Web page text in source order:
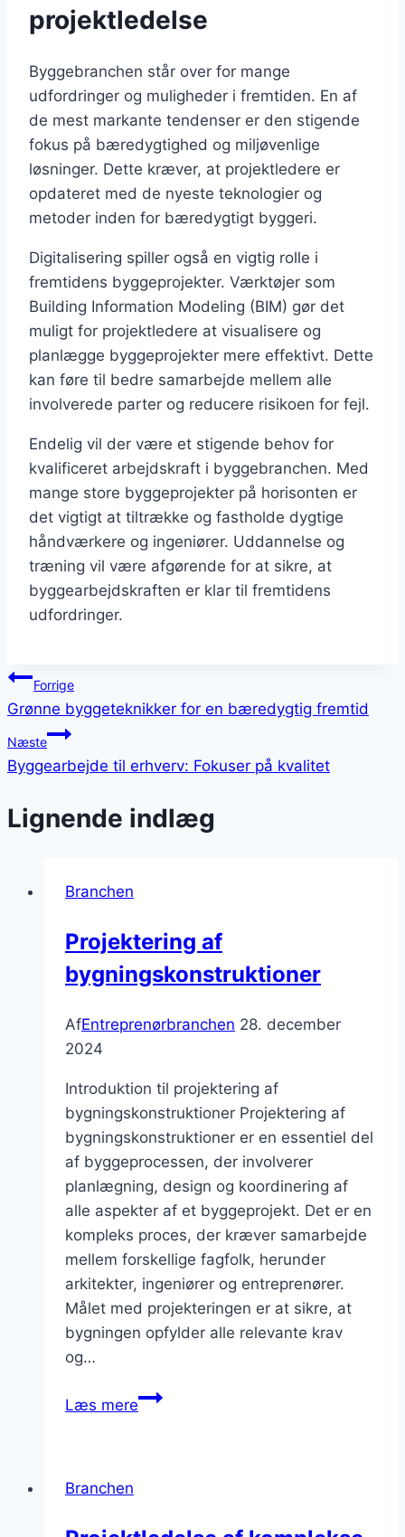
projektledelse
Byggebranchen står over for mange
udfordringer og muligheder i fremtiden. En af
de mest markante tendenser er den stigende
fokus på bæredygtighed og miljøvenlige
løsninger. Dette kræver, at projektledere er
opdateret med de nyeste teknologier og
metoder inden for bæredygtigt byggeri.
Digitalisering spiller også en vigtig rolle i
fremtidens byggeprojekter. Værktøjer som
Building Information Modeling (BIM) gør det
muligt for projektledere at visualisere og
planlægge byggeprojekter mere effektivt. Dette
kan føre til bedre samarbejde mellem alle
involverede parter og reducere risikoen for fejl.
Endelig vil der være et stigende behov for
kvalificeret arbejdskraft i byggebranchen. Med
mange store byggeprojekter på horisonten er
det vigtigt at tiltrække og fastholde dygtige
håndværkere og ingeniører. Uddannelse og
træning vil være afgørende for at sikre, at
byggearbejdskraften er klar til fremtidens
udfordringer.
Indlægsnavigation
Forrige
Grønne byggeteknikker for en bæredygtig fremtid
Næste
Byggearbejde til erhverv: Fokuser på kvalitet
Lignende indlæg
Branchen
Projektering af
bygningskonstruktioner
AfEntreprenørbranchen 28. december
2024
Introduktion til projektering af
bygningskonstruktioner Projektering af
bygningskonstruktioner er en essentiel del
af byggeprocessen, der involverer
planlægning, design og koordinering af
alle aspekter af et byggeprojekt. Det er en
kompleks proces, der kræver samarbejde
mellem forskellige fagfolk, herunder
arkitekter, ingeniører og entreprenører.
Målet med projekteringen er at sikre, at
bygningen opfylder alle relevante krav
og…
Læs mereProjektering
Branchen